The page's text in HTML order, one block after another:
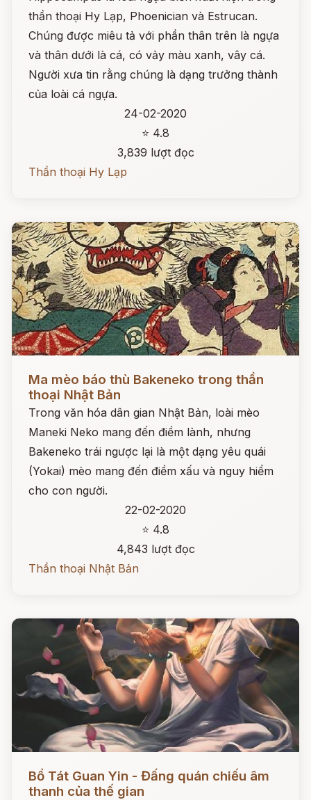
thần thoại Hy Lạp, Phoenician và Estrucan.
Chúng được miêu tả với phần thân trên là ngựa
và thân dưới là cá, có vảy màu xanh, vây cá.
Người xưa tin rằng chúng là dạng trưởng thành
của loài cá ngựa.
24-02-2020
⭐ 4.8
3,839 lượt đọc
Thần thoại Hy Lạp
Ma mèo báo thù Bakeneko trong thần
thoại Nhật Bản
Trong văn hóa dân gian Nhật Bản, loài mèo
Maneki Neko mang đến điềm lành, nhưng
Bakeneko trái ngược lại là một dạng yêu quái
(Yokai) mèo mang đến điềm xấu và nguy hiểm
cho con người.
22-02-2020
⭐ 4.8
4,843 lượt đọc
Thần thoại Nhật Bản
Đọc ngay
Bồ Tát Guan Yin - Đấng quán chiếu âm
thanh của thế gian